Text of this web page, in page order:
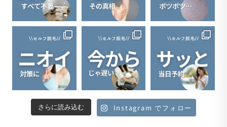
さらに読み込む Instagram でフォロー